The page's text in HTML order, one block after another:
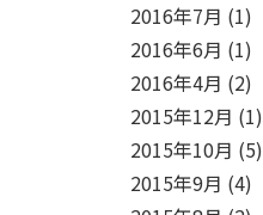
2016年7月 (1)
2016年6月 (1)
2016年4月 (2)
2015年12月 (1)
2015年10月 (5)
2015年9月 (4)